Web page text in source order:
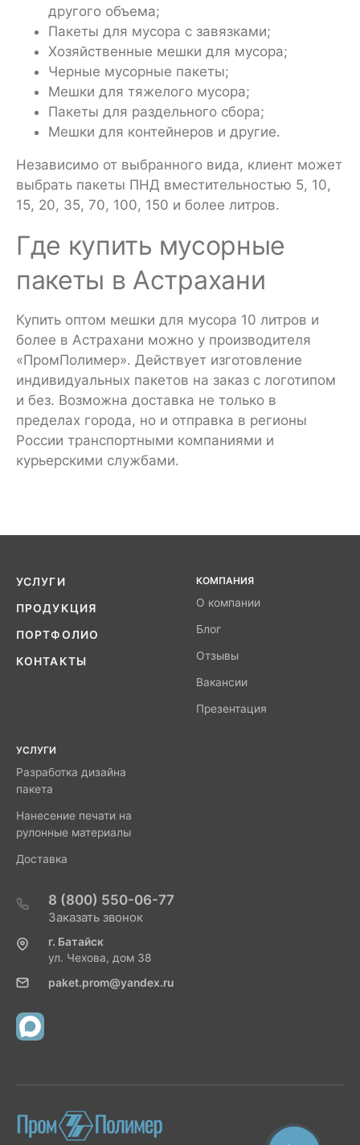
другого объема;
Пакеты для мусора с завязками;
Хозяйственные мешки для мусора;
Черные мусорные пакеты;
Мешки для тяжелого мусора;
Пакеты для раздельного сбора;
Мешки для контейнеров и другие.
Независимо от выбранного вида, клиент может
выбрать пакеты ПНД вместительностью 5, 10,
15, 20, 35, 70, 100, 150 и более литров.
Где купить мусорные
пакеты в Астрахани
Купить оптом мешки для мусора 10 литров и
более в Астрахани можно у производителя
«ПромПолимер». Действует изготовление
индивидуальных пакетов на заказ с логотипом
и без. Возможна доставка не только в
пределах города, но и отправка в регионы
России транспортными компаниями и
курьерскими службами.
УСЛУГИ
ПРОДУКЦИЯ
ПОРТФОЛИО
КОНТАКТЫ
КОМПАНИЯ
О компании
Блог
Отзывы
Вакансии
Презентация
УСЛУГИ
Разработка дизайна
пакета
Нанесение печати на
рулонные материалы
Доставка
8 (800) 550-06-77
Заказать звонок
г. Батайск
ул. Чехова, дом 38
paket.prom@yandex.ru